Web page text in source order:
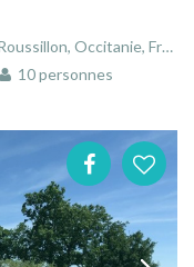
Occitanie, France
10 personnes